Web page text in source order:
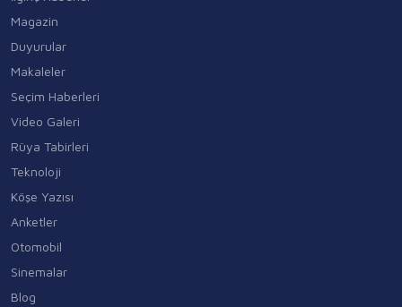
Magazin
Duyurular
Makaleler
Seçim Haberleri
Video Galeri
Rüya Tabirleri
Teknoloji
Köşe Yazısı
Anketler
Otomobil
Sinemalar
Blog